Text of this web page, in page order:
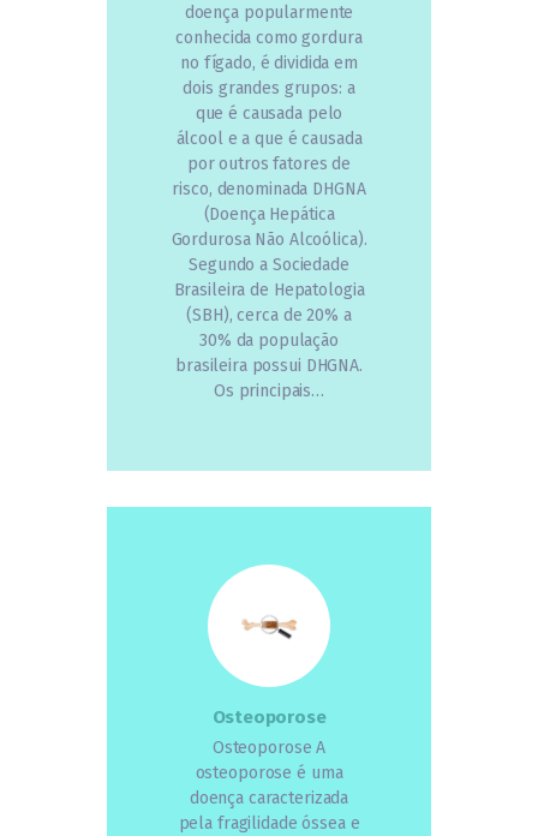
doença popularmente
conhecida como gordura
no fígado, é dividida em
dois grandes grupos: a
que é causada pelo
álcool e a que é causada
por outros fatores de
risco, denominada DHGNA
(Doença Hepática
Gordurosa Não Alcoólica).
Segundo a Sociedade
Brasileira de Hepatologia
(SBH), cerca de 20% a
30% da população
brasileira possui DHGNA.
Os principais…
Osteoporose
Osteoporose A
osteoporose é uma
doença caracterizada
pela fragilidade óssea e